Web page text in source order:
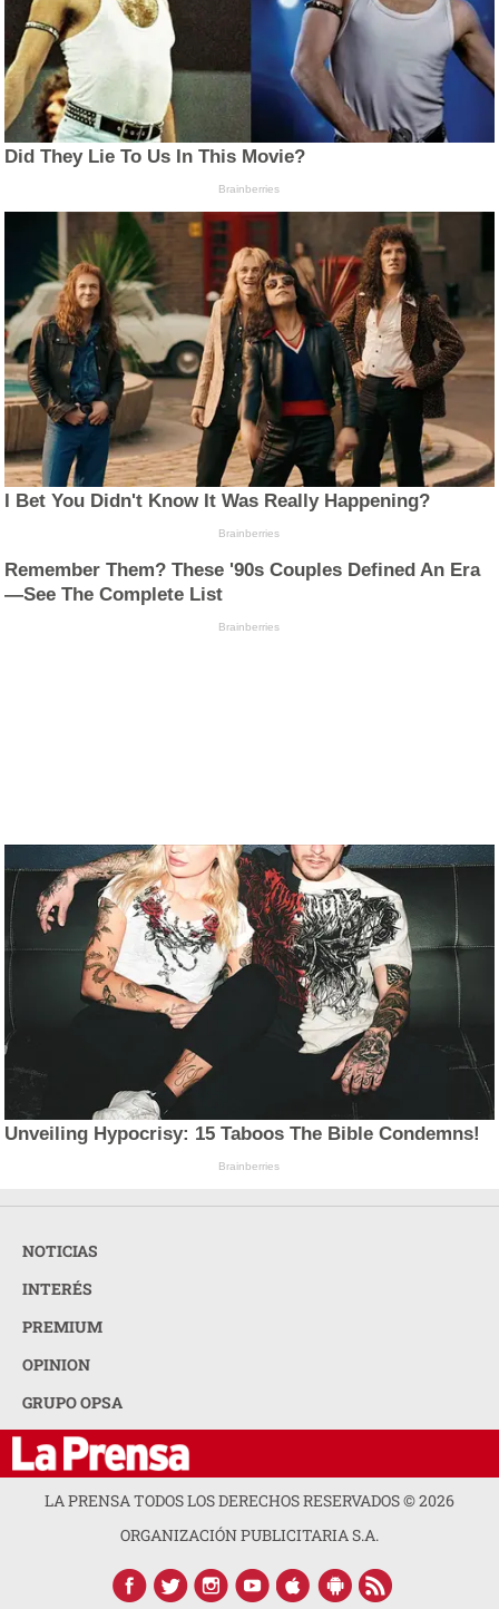
Did They Lie To Us In This Movie?
Brainberries
I Bet You Didn't Know It Was Really Happening?
Brainberries
Remember Them? These '90s Couples Defined An Era
—See The Complete List
Brainberries
Unveiling Hypocrisy: 15 Taboos The Bible Condemns!
Brainberries
NOTICIAS
INTERÉS
PREMIUM
OPINION
GRUPO OPSA
LA PRENSA TODOS LOS DERECHOS RESERVADOS ©2026
ORGANIZACIÓN PUBLICITARIA S.A.